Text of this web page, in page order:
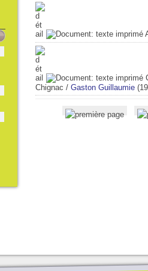
Chignac / Gaston Guillaumie